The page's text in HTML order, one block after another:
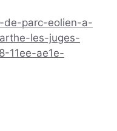
de-parc-eolien-a-
les-juges-
11ee-ae1e-